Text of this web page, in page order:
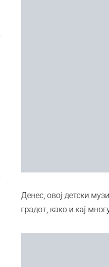
Денес, овој детски
градот, како и кај